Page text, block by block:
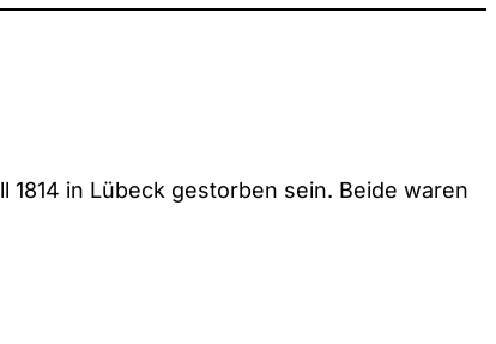
1814 in Lübeck gestorben sein. Beide waren